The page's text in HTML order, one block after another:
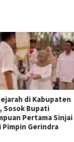
di Kabupaten
Sosok Bupati
Pertama Sinjai
Pimpin Gerindra